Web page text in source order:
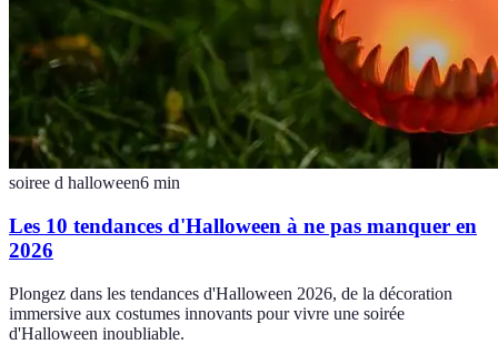
soiree d halloween6 min
Les 10 tendances d'Halloween à ne pas manquer en
2026
Plongez dans les tendances d'Halloween 2026, de la décoration
immersive aux costumes innovants pour vivre une soirée
d'Halloween inoubliable.